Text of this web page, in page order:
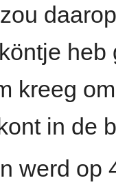
heb
kreeg
in de
werd op